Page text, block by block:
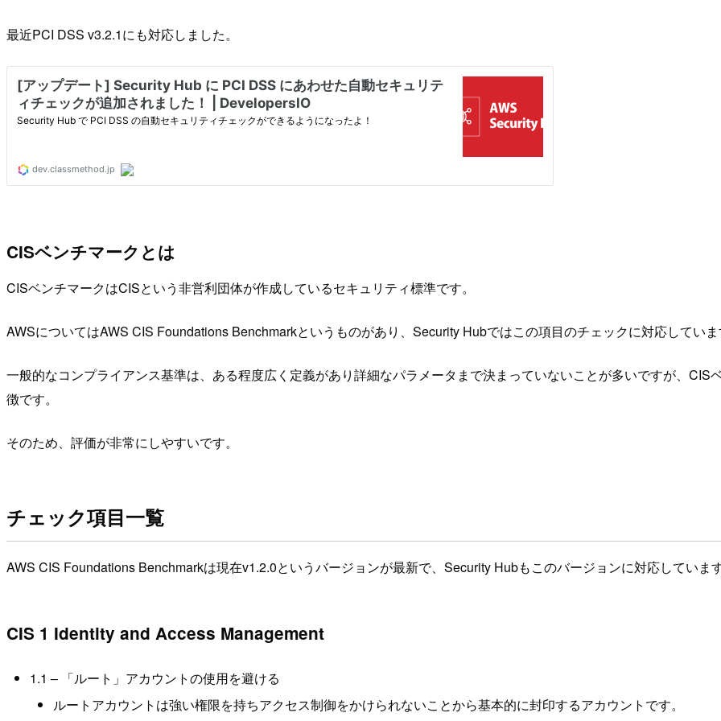
最近PCI DSS v3.2.1にも対応しました。
CISベンチマークとは
CISベンチマークはCISという非営利団体が作成しているセキュリティ標準です。
AWSについてはAWS CIS Foundations Benchmarkというものがあり、Security Hubではこの項目のチェックに対応してい
一般的なコンプライアンス基準は、ある程度広く定義があり詳細なパラメータまで決まっていないことが多いですが、
徴です。
そのため、評価が非常にしやすいです。
チェック項目一覧
AWS CIS Foundations Benchmarkは現在v1.2.0というバージョンが最新で、Security Hubもこのバージョンに対応してい
CIS 1 Identity and Access Management
1.1 – 「ルート」アカウントの使用を避ける
ルートアカウントは強い権限を持ちアクセス制御をかけられないことから基本的に封印するアカウントです。